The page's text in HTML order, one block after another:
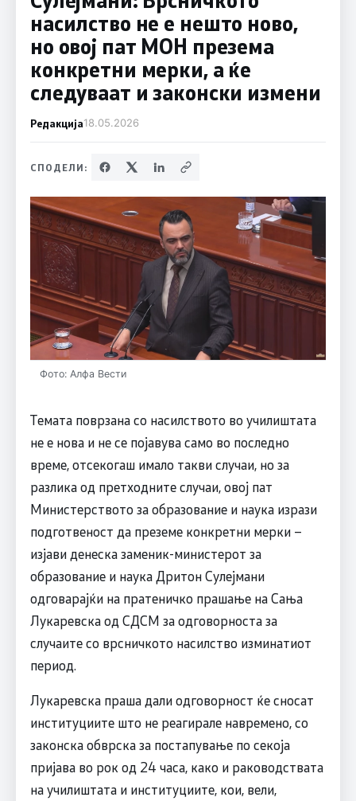
насилство не е нешто ново,
но овој пат МОН презема
конкретни мерки, а ќе
следуваат и законски измени
Редакција18.05.2026
СПОДЕЛИ:
Фото: Алфа Вести
Темата поврзана со насилството во училиштата
не е нова и не се појавува само во последно
време, отсекогаш имало такви случаи, но за
разлика од претходните случаи, овој пат
Министерството за образование и наука изрази
подготвеност да преземе конкретни мерки –
изјави денеска заменик-министерот за
образование и наука Дритон Сулејмани
одговарајќи на пратеничко прашање на Сања
Лукаревска од СДСМ за одговорноста за
случаите со врсничкото насилство изминатиот
период.
Лукаревска праша дали одговорност ќе сносат
институциите што не реагирале навремено, со
законска обврска за постапување по секоја
пријава во рок од 24 часа, како и раководствата
на училиштата и институциите, кои, вели,